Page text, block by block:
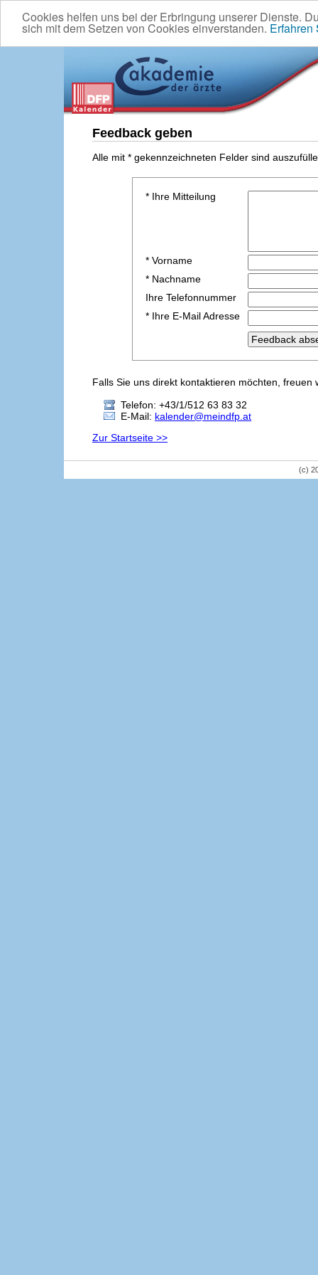
Cookies helfen uns bei der Erbringung unserer Dienste.
sich mit dem Setzen von Cookies einverstanden. Erfahren
Feedback geben
Alle mit * gekennzeichneten Felder sind
* Ihre Mitteilung
* Vorname
* Nachname
Ihre Telefonnummer
* Ihre E-Mail Adresse
Falls Sie uns direkt kontaktieren möchten,
Telefon: +43/1/512 63 83 32
E-Mail: kalender@meindfp.at
Zur Startseite >>
(c)